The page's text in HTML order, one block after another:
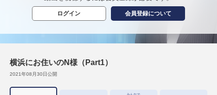
ログイン 会員登録について
横浜にお住いのN様（Part1）
2021年08月30日公開